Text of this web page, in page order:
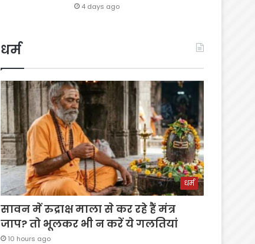
4 days ago
धर्म
धर्म
सावन में रुद्राक्ष माला से कर रहे हैं मंत्र
जाप? तो भूलकर भी न करें ये गलतियां
10 hours ago